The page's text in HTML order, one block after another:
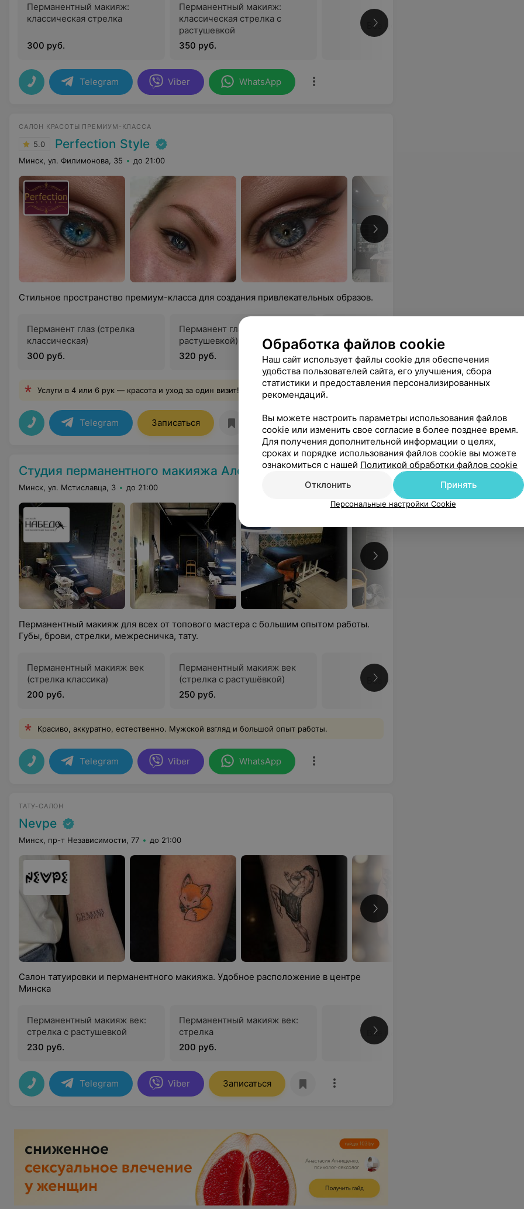
Перманентный макияж:
классическая стрелка
300 руб.
Перманентный макияж:
классическая стрелка с
растушевкой
350 руб.
Все цены
Telegram Viber WhatsApp
САЛОН КРАСОТЫ ПРЕМИУМ-КЛАССА
5.0 Perfection Style
Минск, ул. Филимонова, 35 до 21:00
Стильное пространство премиум-класса для создания привлекательных образов.
Перманент глаз (стрелка
классическая)
300 руб.
Перманент глаз (стрелка с
растушевкой)
320 руб.
Все цены
Услуги в 4 или 6 рук — красота и уход за один визит!
Telegram Записаться Отзывы22
Студия перманентного макияжа Алексея Набедо
Минск, ул. Мстиславца, 3 до 21:00
Перманентный макияж для всех от топового мастера с большим опытом работы.
Губы, брови, стрелки, межресничка, тату.
Перманентный макияж век
(стрелка классика)
200 руб.
Перманентный макияж век
(стрелка с растушёвкой)
250 руб.
Все цены
Красиво, аккуратно, естественно. Мужской взгляд и большой опыт работы.
Telegram Viber WhatsApp
ТАТУ-САЛОН
Nevpe
Минск, пр-т Независимости, 77 до 21:00
Салон татуировки и перманентного макияжа. Удобное расположение в центре
Минска
Перманентный макияж век:
стрелка с растушевкой
230 руб.
Перманентный макияж век:
стрелка
200 руб.
Все цены
Telegram Viber Записаться
Обработка файлов cookie
Наш сайт использует файлы cookie для обеспечения
удобства пользователей сайта, его улучшения, сбора
статистики и предоставления персонализированных
рекомендаций.
Вы можете настроить параметры использования файлов
cookie или изменить свое согласие в более позднее время.
Для получения дополнительной информации о целях,
сроках и порядке использования файлов cookie вы можете
ознакомиться с нашей Политикой обработки файлов cookie
Отклонить
Принять
Персональные настройки Cookie